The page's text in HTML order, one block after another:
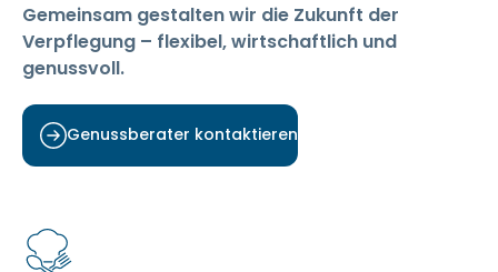
Gemeinsam gestalten wir die Zukunft der
Verpflegung – flexibel, wirtschaftlich und
genussvoll.
Genussberater kontaktieren